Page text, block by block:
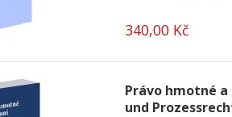
340,00 Kč
Právo hmotné
und